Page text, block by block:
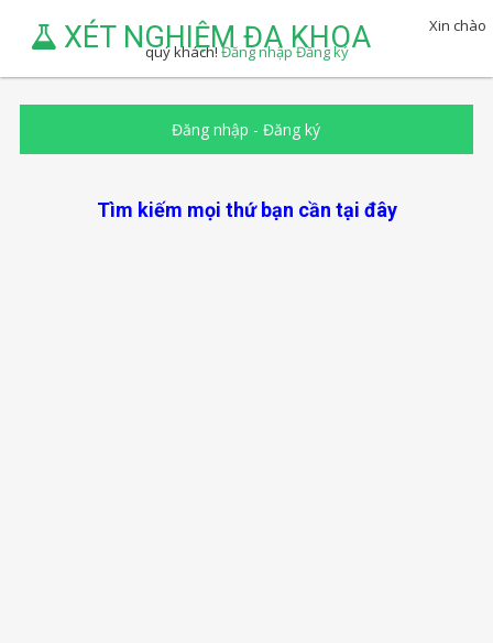
XÉT NGHIỆM ĐA KHOA
Xin chào
quý khách!Đăng nhậpĐăng ký
Đăng nhập -Đăng ký
Tìm kiếm mọi thứ bạn cần tại đây